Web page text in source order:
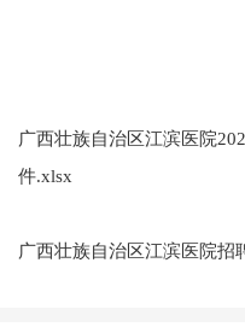
广西壮族自治区江滨医院
件.xlsx
广西壮族自治区江滨医院招